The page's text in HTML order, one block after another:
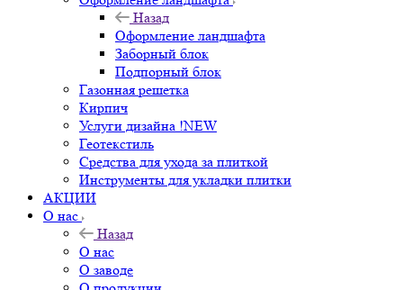
Назад
Оформление ландшафта
Заборный блок
Подпорный блок
Газонная решетка
Кирпич
Услуги дизайна !NEW
Геотекстиль
Средства для ухода за плиткой
Инструменты для укладки плитки
АКЦИИ
О нас
Назад
О нас
О заводе